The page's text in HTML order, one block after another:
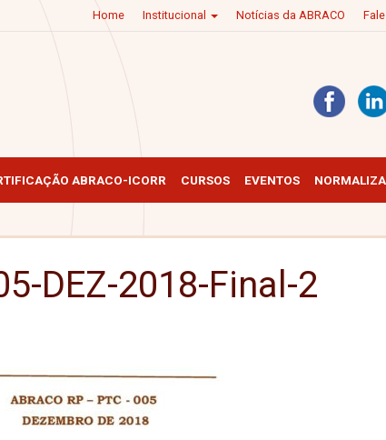
Home Institucional Notícias da ABRACO
ABRACO-ICORR CURSOS EVENTOS
DEZ-2018-Final-2